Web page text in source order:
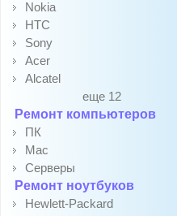
Nokia
HTC
Sony
Acer
Alcatel
еще 12
Ремонт компьютеров
ПК
Mac
Серверы
Ремонт ноутбуков
Hewlett-Packard